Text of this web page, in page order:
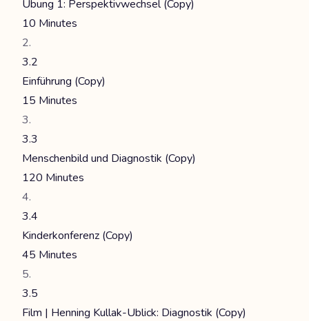
Übung 1: Perspektivwechsel (Copy)
10 Minutes
3.2
Einführung (Copy)
15 Minutes
3.3
Menschenbild und Diagnostik (Copy)
120 Minutes
3.4
Kinderkonferenz (Copy)
45 Minutes
3.5
Film | Henning Kullak-Ublick: Diagnostik (Copy)